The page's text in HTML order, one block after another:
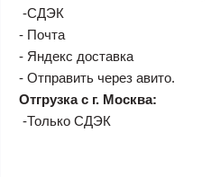
-СДЭК
- Почта
- Яндекс доставка
- Отправить через авито.
Отгрузка с г. Москва:
-Только СДЭК